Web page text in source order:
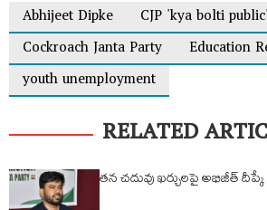
Abhijeet Dipke
CJP 'kya bolti
Cockroach Janta Party
Education
youth unemployment
RELATED
తన చదువు ఖర్చులపై అభిజీత్